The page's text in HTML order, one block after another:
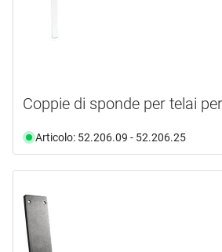
Coppie di sponde per telai
Articolo: 52.206.09 - 52.206.25